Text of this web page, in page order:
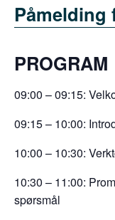
Påmelding
PROGRAM
09:00 – 09:15:
09:15 – 10:00:
10:00 – 10:30:
10:30 – 11:00:
spørsmål